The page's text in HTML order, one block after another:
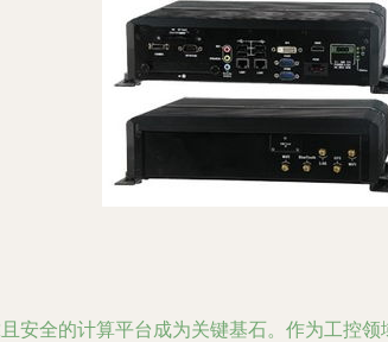
安全的计算平台成为关键基石。作为工控